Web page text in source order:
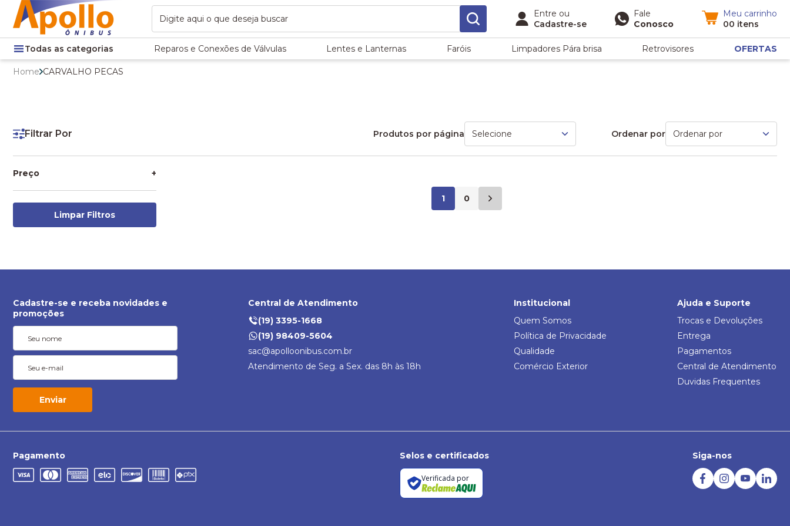
Entre ou
Cadastre-se
Fale
Conosco
Meu carrinho
00 itens
Todas as categorias Reparos e Conexões de Válvulas Lentes e Lanternas Faróis Limpadores Pára brisa Retrovisores OFERTAS
Home CARVALHO PECAS
Filtrar Por Produtos por página Ordenar por
Preço +
Limpar Filtros
1 0
Cadastre-se e receba novidades e
promoções
Enviar
Central de Atendimento
(19) 3395-1668
(19) 98409-5604
sac@apolloonibus.com.br
Atendimento de Seg. a Sex. das 8h às 18h
Institucional
Quem Somos
Política de Privacidade
Qualidade
Comércio Exterior
Ajuda e Suporte
Trocas e Devoluções
Entrega
Pagamentos
Central de Atendimento
Duvidas Frequentes
Pagamento Selos e certificados
Verificada por
Siga-nos